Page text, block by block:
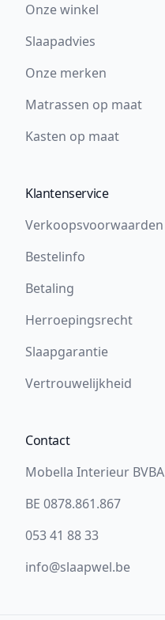
Onze winkel
Slaapadvies
Onze merken
Matrassen op maat
Kasten op maat
Klantenservice
Verkoopsvoorwaarden
Bestelinfo
Betaling
Herroepingsrecht
Slaapgarantie
Vertrouwelijkheid
Contact
Mobella Interieur BVBA
BE 0878.861.867
053 41 88 33
info@slaapwel.be